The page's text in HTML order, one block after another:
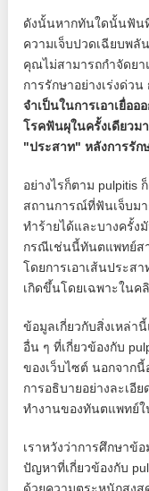
ดังนั้นหากทันใดนั้นฟัน
ความเจ็บปวดเฉียบพลั
คุณไม่สามารถกำจัดยา
การรักษาอย่างเร่งด่วน
จำเป็นในการเอาเยื่อ
โรคฟันผุในครั้งเดียวม
"ประสาท" หลังการรัก
อย่างไรก็ตาม pulpitis
สถานการณ์ที่ฟันเจ็บม
ทำร้ายได้และบางครั้ง
กรณีเช่นนี้ทันตแพทย์ส
โดยการเอาเส้นประส
เกิดขึ้นโดยเฉพาะใน
ข้อมูลเกี่ยวกับสิ่งเหล่า
อื่น ๆ ที่เกี่ยวข้องกับ
ของเว็บไซต์ นอกจาก
การอธิบายอย่างละเอี
ทำงานของทันตแพทย์ใ
เราหวังว่าการศึกษาข้
ปัญหาที่เกี่ยวข้องกับ